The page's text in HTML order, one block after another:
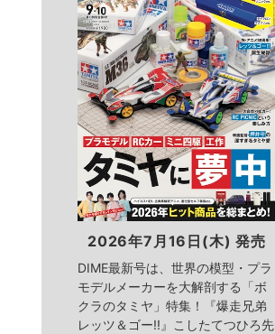
2026年7月16日(木) 発売
DIME最新号は、世界の模型・プラ
モデルメーカーを大解剖する「ボ
クラのタミヤ」特集！『爆走兄弟
レッツ＆ゴー!!』こしたてつひろ先